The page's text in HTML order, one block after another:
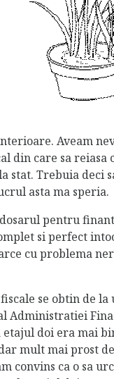
Aveam
din care sa reiasa
stat. Trebuia deci
asta ma speria.
pentru
si perfect
cu problema
se obtin de la
Administratiei
etajul doi era mai
mult mai prost
convins ca o sa